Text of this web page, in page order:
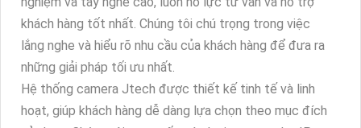
khách hàng tốt nhất. Chúng tôi chú trọng trong việc
lắng nghe và hiểu rõ nhu cầu của khách hàng để đưa ra
những giải pháp tối ưu nhất.
Hệ thống camera Jtech được thiết kế tinh tế và linh
hoạt, giúp khách hàng dễ dàng lựa chọn theo mục đích